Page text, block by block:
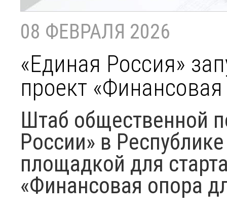
08 ФЕВРАЛЯ 2026
«Единая Россия»
проект
Штаб общественной
России» в
площадкой для
«Финансовая опора